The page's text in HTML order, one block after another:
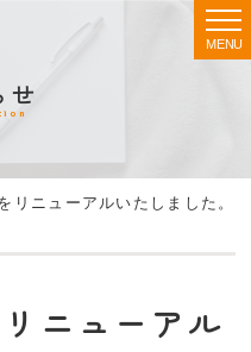
MENU
せ
リニューアルいたしました。
ニューアル